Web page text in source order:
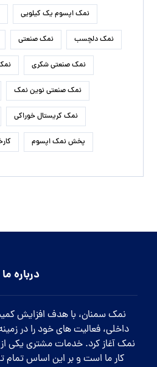
نمک اپسوم یک کیلویی
نمک دلچسب نمک صنعتی
نمک صنعتی شکری
نمک صنعتی نوین نمک
نمک کریستال خوراکی
پخش نمک اپسوم
درباره ما
نمک سمنان، با هدف افزایش
داخلی، فعالیت های خود را در
نمک آغاز کرد. خدمات مشتری یکی
کار ما است و بر این اساس